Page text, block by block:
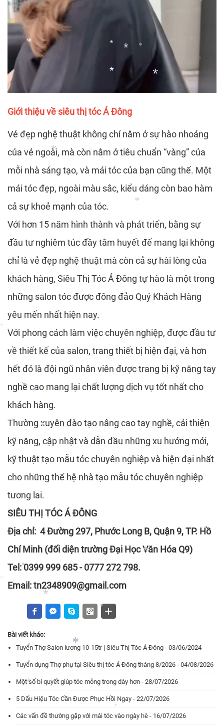
*
*
*
*
*
*
*
*
*
*
*
*
*
*
*
*
*
Giới thiệu về siêu thị tóc Á Đông
Vẻ đẹp nghệ thuật không chỉ nằm ở sự hào nhoáng
của vẻ ngoài, mà còn nằm ở tiêu chuẩn “vàng” của
mỗi nhà sáng tạo, và mái tóc của bạn cũng thế. Một
mái tóc đẹp, ngoài màu sắc, kiểu dáng còn bao hàm
cả sự khoẻ mạnh của tóc.
Với hơn 15 năm hình thành và phát triển, bằng sự
đầu tư nghiêm túc đầy tâm huyết để mang lại không
chỉ là vẻ đẹp nghệ thuật mà còn cả sự hài lòng của
khách hàng, Siêu Thị Tóc Á Đông tự hào là một trong
những salon tóc được đông đảo Quý Khách Hàng
yêu mến nhất hiện nay.
Với phong cách làm việc chuyên nghiệp, được đầu tư
về thiết kế của salon, trang thiết bị hiện đại, và hơn
hết đó là đội ngũ nhân viên được trang bị kỹ năng tay
nghề cao mang lại chất lượng dịch vụ tốt nhất cho
khách hàng.
Thường xuyên đào tạo nâng cao tay nghề, cải thiện
kỹ năng, cập nhật và dẫn đầu những xu hướng mới,
kỹ thuật tạo mẫu tóc chuyên nghiệp và hiện đại nhất
cho những thế hệ nhà tạo mẫu tóc chuyên nghiệp
tương lai.
SIÊU THỊ TÓC Á ĐÔNG
Địa chỉ: 4 Đường 297, Phước Long B, Quận 9, TP. Hồ
Chí Minh (đối diện trường Đại Học Văn Hóa Q9)
Tel: 0399 999 685 - 0777 272 798.
Email: tn2348909@gmail.com
Bài viết khác:
Tuyển Thợ Salon lương 10-15tr | Siêu Thị Tóc Á Đông - 03/06/2024
Tuyển dụng Thợ phụ tại Siêu thị tóc Á Đông tháng 8/2026 - 04/08/2026
Một số bí quyết giúp tóc mỏng trong dày hơn - 28/07/2026
5 Dấu Hiệu Tóc Cần Được Phục Hồi Ngay - 22/07/2026
Các vấn đề thường gặp với mái tóc vào ngày hè - 16/07/2026